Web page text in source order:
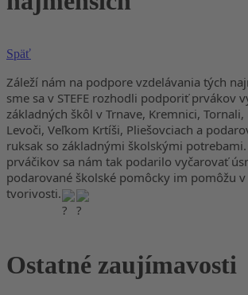
Späť
Záleží nám na podpore vzdelávania tých
sme sa v STEFE rozhodli podporiť prvákov
základných škôl v Trnave, Kremnici, Tornali,
Levoči, Veľkom Krtíši, Pliešovciach a
ruksak so základnými školskými
prváčikov sa nám tak podarilo vyčarovať
podarované školské pomôcky im pomôžu
tvorivosti.
Ostatné zaujímavosti